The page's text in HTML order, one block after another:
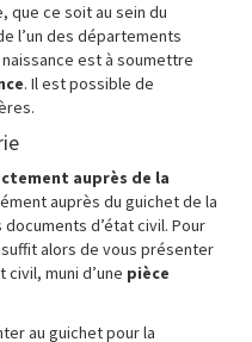
que ce soit au sein du
l’un des départements
est à soumettre
. Il est possible de
auprès de la
auprès du guichet de la
d’état civil. Pour
alors de vous présenter
civil, muni d’une pièce
au guichet pour la